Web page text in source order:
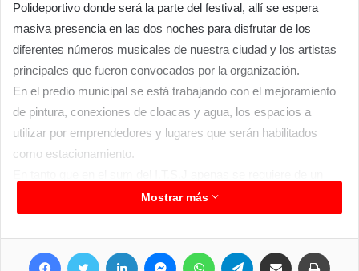
Polideportivo donde será la parte del festival, allí se espera
masiva presencia en las dos noches para disfrutar de los
diferentes números musicales de nuestra ciudad y los artistas
principales que fueron convocados por la organización.
En el predio municipal se está trabajando con el mejoramiento
de pintura, conexiones de cloacas y agua, los espacios a
utilizar por emprendedores y lugares que serán habilitados
como estacionamiento.
repaso de limpieza ya que se encuentra todo en orden según
nos comentaba la gente de la organización, pero de igual forma
siempre se encuentran equipos municipales dispuestos a
colaborar con lo que resulte necesario, allí en ese lugar se
Mostrar más
Facebook Twitter LinkedIn MessengerWhatsApp Telegram Compartir por correo electrónico